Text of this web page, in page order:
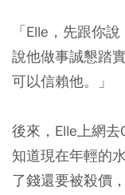
「Elle，先跟你
說他做事誠懇踏
可以信賴他。」
後來，Elle上網
知道現在年輕的
了錢還要被殺價